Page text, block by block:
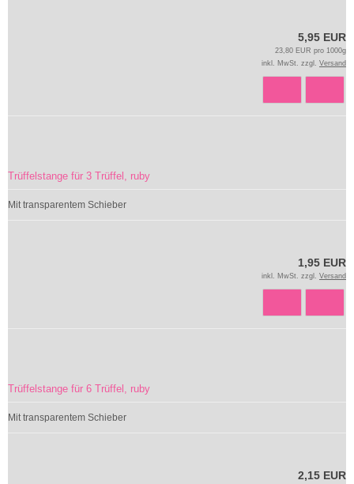
5,95 EUR
23,80 EUR pro 1000g
inkl. MwSt. zzgl. Versand
Trüffelstange für 3 Trüffel, ruby
Mit transparentem Schieber
1,95 EUR
inkl. MwSt. zzgl. Versand
Trüffelstange für 6 Trüffel, ruby
Mit transparentem Schieber
2,15 EUR